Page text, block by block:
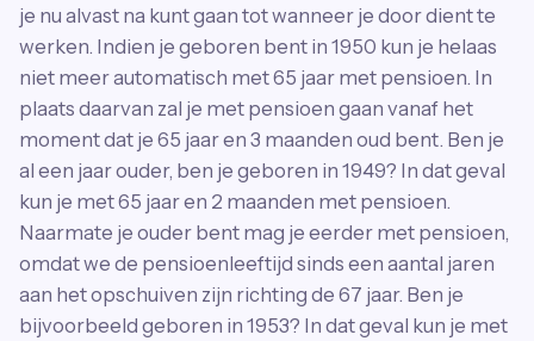
je nu alvast na kunt gaan tot wanneer je door dient te
werken. Indien je geboren bent in 1950 kun je helaas
niet meer automatisch met 65 jaar met pensioen. In
plaats daarvan zal je met pensioen gaan vanaf het
moment dat je 65 jaar en 3 maanden oud bent. Ben je
al een jaar ouder, ben je geboren in 1949? In dat geval
kun je met 65 jaar en 2 maanden met pensioen.
Naarmate je ouder bent mag je eerder met pensioen,
omdat we de pensioenleeftijd sinds een aantal jaren
aan het opschuiven zijn richting de 67 jaar. Ben je
bijvoorbeeld geboren in 1953? In dat geval kun je met